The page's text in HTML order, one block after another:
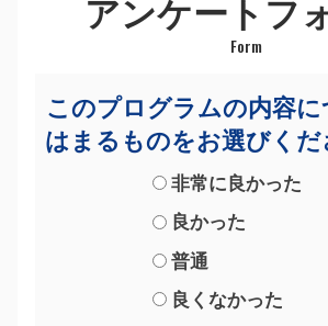
アンケートフ
このプログラムの内容
はまるものをお選びくだ
非常に良かった
良かった
普通
良くなかった